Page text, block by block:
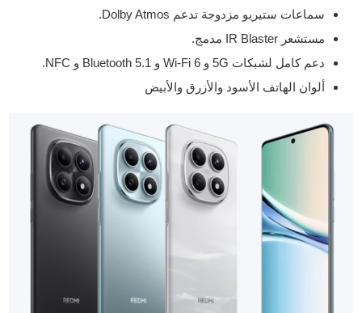
سماعات ستيريو مزدوجة تدعم Dolby Atmos.
مستشعر IR Blaster مدمج.
دعم كامل لشبكات 5G و Wi-Fi 6 و Bluetooth 5.1 و NFC.
ألوان الهاتف الأسود والأزرق والأبيض